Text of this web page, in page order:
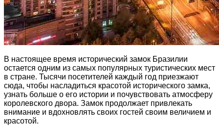
В настоящее время исторический замок Бразилии
остается одним из самых популярных туристических мест
в стране. Тысячи посетителей каждый год приезжают
сюда, чтобы насладиться красотой исторического замка,
узнать больше о его истории и почувствовать атмосферу
королевского двора. Замок продолжает привлекать
внимание и вдохновлять своих гостей своим величием и
красотой.